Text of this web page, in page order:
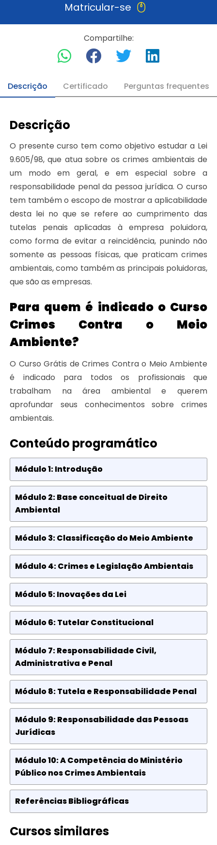
Matricular-se
Compartilhe:
Descrição Certificado Perguntas frequentes
Descrição
O presente curso tem como objetivo estudar a Lei
9.605/98, que atua sobre os crimes ambientais de
um modo em geral, e em especial sobre a
responsabilidade penal da pessoa jurídica. O curso
tem também o escopo de mostrar a aplicabilidade
desta lei no que se refere ao cumprimento das
tutelas penais aplicadas à empresa poluidora,
como forma de evitar a reincidência, punindo não
somente as pessoas físicas, que praticam crimes
ambientais, como também as principais poluidoras,
que são as empresas.
Para quem é indicado o Curso
Crimes Contra o Meio
Ambiente?
O Curso Grátis de Crimes Contra o Meio Ambiente
é indicado para todos os profissionais que
trabalham na área ambiental e querem
aprofundar seus conhecimentos sobre crimes
ambientais.
Conteúdo programático
Módulo 1: Introdução
Módulo 2: Base conceitual de Direito
Ambiental
Módulo 3: Classificação do Meio Ambiente
Módulo 4: Crimes e Legislação Ambientais
Módulo 5: Inovações da Lei
Módulo 6: Tutelar Constitucional
Módulo 7: Responsabilidade Civil,
Administrativa e Penal
Módulo 8: Tutela e Responsabilidade Penal
Módulo 9: Responsabilidade das Pessoas
Jurídicas
Módulo 10: A Competência do Ministério
Público nos Crimes Ambientais
Referências Bibliográficas
Cursos similares